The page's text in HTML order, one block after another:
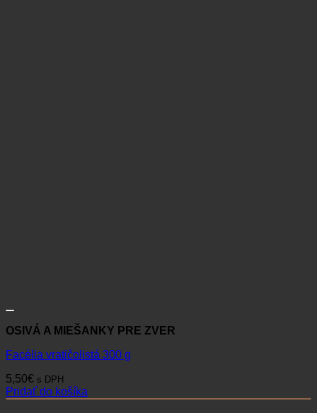
OSIVÁ A MIEŠANKY PRE ZVER
Facélia vratičolistá 300 g
5,50€ s DPH
Pridať do košíka